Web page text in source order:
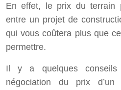
En effet, le prix du terrain
entre un projet de
qui vous coûtera plus que
permettre.
Il y a quelques
négociation du prix d’un